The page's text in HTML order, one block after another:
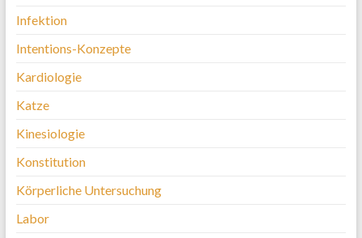
Infektion
Intentions-Konzepte
Kardiologie
Katze
Kinesiologie
Konstitution
Körperliche Untersuchung
Labor